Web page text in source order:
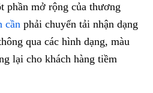
phần mở rộng của thương
cần phải chuyển tải nhận dạng
qua các hình dạng, màu
lại cho khách hàng tiềm